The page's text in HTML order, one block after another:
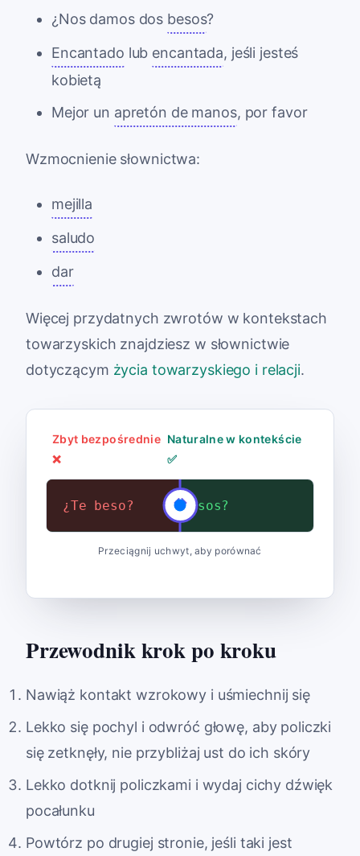
¿Nos damos dos besos?
Encantado lub encantada, jeśli jesteś
kobietą
Mejor un apretón de manos, por favor
Wzmocnienie słownictwa:
mejilla
saludo
dar
Więcej przydatnych zwrotów w kontekstach
towarzyskich znajdziesz w słownictwie
dotyczącym życia towarzyskiego i relacji.
Zbyt bezpośrednie
❌
Naturalne w kontekście
✅
¿Te beso?
¿Nos damos dos besos?
Przeciągnij uchwyt, aby porównać
Przewodnik krok po kroku
Nawiąż kontakt wzrokowy i uśmiechnij się
Lekko się pochyl i odwróć głowę, aby policzki
się zetknęły, nie przybliżaj ust do ich skóry
Lekko dotknij policzkami i wydaj cichy dźwięk
pocałunku
Powtórz po drugiej stronie, jeśli taki jest